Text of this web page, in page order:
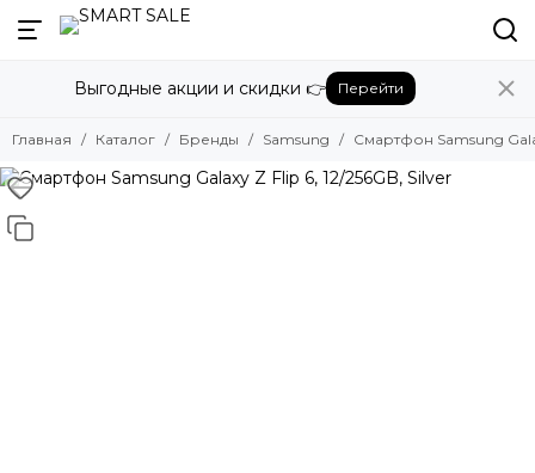
Назад
Бренды
Amazon
Apple
Bose
Выгодные акции и скидки 👉 Перейти
Главная Каталог Бренды Samsung Смартфон Samsung